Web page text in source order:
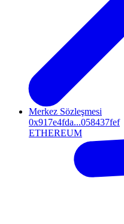
Merkez Sözleşmesi
0x917e4fda...058437fef
ETHEREUM